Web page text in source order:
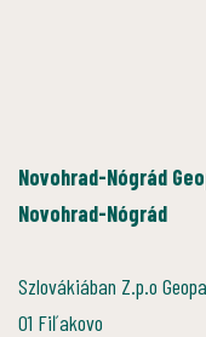
Novohrad-Nógrád
Novohrad-Nógrád
Szlovákiában Z.p.o
01 Fiľakovo